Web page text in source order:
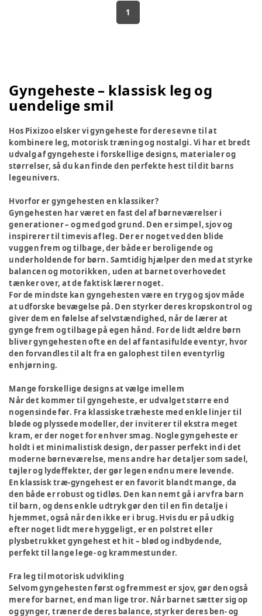
1
Gyngeheste – klassisk leg og
uendelige smil
Hos Pixizoo elsker vi gyngeheste for deres evne til at
kombinere leg, motorisk træning og nostalgi. Vi har et bredt
udvalg af gyngeheste i forskellige designs, materialer og
størrelser, så du kan finde den perfekte hest til dit barns
legeunivers.
Hvorfor er gyngehesten en klassiker?
Gyngehesten har været en fast del af børneværelser i
generationer – og med god grund. Den er simpel, sjov og
inspirerer til timevis af leg. Der er noget ved den blide
vuggen frem og tilbage, der både er beroligende og
underholdende for børn. Samtidig hjælper den med at styrke
balancen og motorikken, uden at barnet overhovedet
tænker over, at de faktisk lærer noget.
For de mindste kan gyngehesten være en tryg og sjov måde
at udforske bevægelse på. Den styrker deres kropskontrol og
giver dem en følelse af selvstændighed, når de lærer at
gynge frem og tilbage på egen hånd. For de lidt ældre børn
bliver gyngehesten ofte en del af fantasifulde eventyr, hvor
den forvandles til alt fra en galophest til en eventyrlig
enhjørning.
Mange forskellige designs at vælge imellem
Når det kommer til gyngeheste, er udvalget større end
nogensinde før. Fra klassiske træheste med enkle linjer til
bløde og plyssede modeller, der inviterer til ekstra meget
kram, er der noget for enhver smag. Nogle gyngeheste er
holdt i et minimalistisk design, der passer perfekt ind i det
moderne børneværelse, mens andre har detaljer som sadel,
tøjler og lydeffekter, der gør legen endnu mere levende.
En klassisk træ-gyngehest er en favorit blandt mange, da
den både er robust og tidløs. Den kan nemt gå i arv fra barn
til barn, og dens enkle udtryk gør den til en fin detalje i
hjemmet, også når den ikke er i brug. Hvis du er på udkig
efter noget lidt mere hyggeligt, er en polstret eller
plysbetrukket gyngehest et hit – blød og indbydende,
perfekt til lange lege- og krammestunder.
Fra leg til motorisk udvikling
Selvom gyngehesten først og fremmest er sjov, gør den også
mere for barnet, end man lige tror. Når barnet sætter sig op
og gynger, træner de deres balance, styrker deres ben- og